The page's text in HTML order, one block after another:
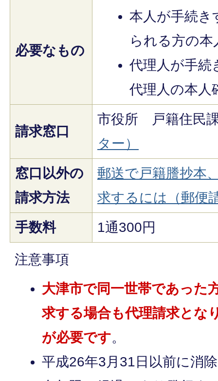
必要なもの
本人が手続き
られる方の本
代理人が手続
代理人の本人
請求窓口
市役所 戸籍住民
ター）
窓口以外の
請求方法
郵送で戸籍謄抄本
求するには（郵便
手数料
1通300円
注意事項​
大津市で同一世帯であった
求する場合も代理請求とな
が必要です。​​​​​​
平成26年3月31日以前に消